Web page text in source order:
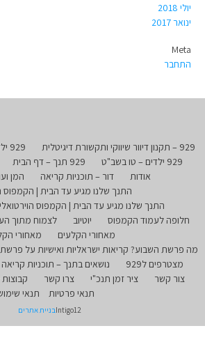
יולי 2018
ינואר 2017
Meta
התחבר
929 – תקנון דיוור שיווקי ותקשורת דיגיטלית 929 ילדים
929 ילדים – טו בשב"ט
929 תנך – דף הבית
אודות
דור – תוכניות קריאה
המן
התנך שלנו מגיע עד הבית | הקמפוס
התנך שלנו מגיע עד הבית | הקמפוס הוירטואלי
חלופה לעמוד הקמפוס
יוטיוב לצמוח מתוך
מאחורי הקלעים
מאחורי
מה פרשת השבוע? קריאות ישראליות ואישיות על
מצטרפים ל929
נושאים בתנך – תוכניות קריאה
צור קשר
ציר זמן תנכ"י צרו קשר קבוצות
תנאי פרטיות
תנאי
Intigo12בניית אתרים